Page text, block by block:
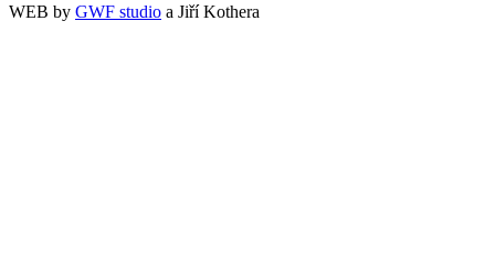
WEB by GWF studio a Jiří Kothera